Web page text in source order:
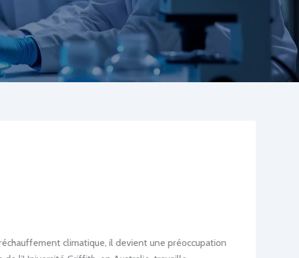
climatique, il devient une préoccupation